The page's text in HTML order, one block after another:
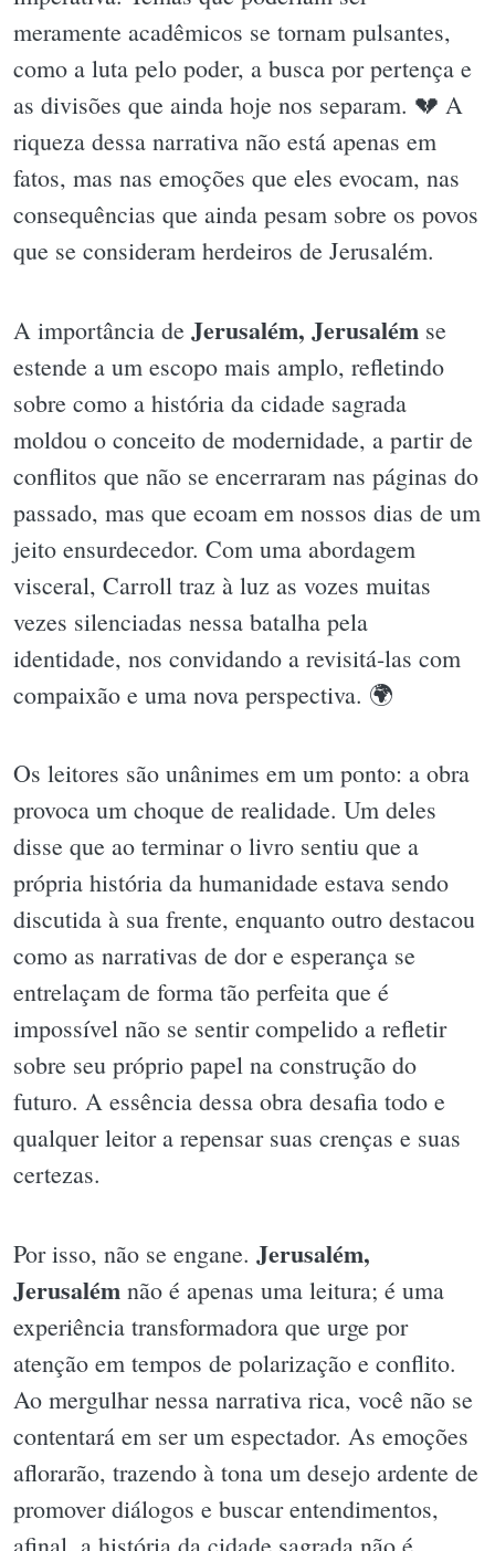
meramente acadêmicos se tornam pulsantes,
como a luta pelo poder, a busca por pertença e
as divisões que ainda hoje nos separam. 💔 A
riqueza dessa narrativa não está apenas em
fatos, mas nas emoções que eles evocam, nas
consequências que ainda pesam sobre os povos
que se consideram herdeiros de Jerusalém.
A importância de Jerusalém, Jerusalém se
estende a um escopo mais amplo, refletindo
sobre como a história da cidade sagrada
moldou o conceito de modernidade, a partir de
conflitos que não se encerraram nas páginas do
passado, mas que ecoam em nossos dias de um
jeito ensurdecedor. Com uma abordagem
visceral, Carroll traz à luz as vozes muitas
vezes silenciadas nessa batalha pela
identidade, nos convidando a revisitá-las com
compaixão e uma nova perspectiva. 🌍
Os leitores são unânimes em um ponto: a obra
provoca um choque de realidade. Um deles
disse que ao terminar o livro sentiu que a
própria história da humanidade estava sendo
discutida à sua frente, enquanto outro destacou
como as narrativas de dor e esperança se
entrelaçam de forma tão perfeita que é
impossível não se sentir compelido a refletir
sobre seu próprio papel na construção do
futuro. A essência dessa obra desafia todo e
qualquer leitor a repensar suas crenças e suas
certezas.
Por isso, não se engane. Jerusalém,
Jerusalém não é apenas uma leitura; é uma
experiência transformadora que urge por
atenção em tempos de polarização e conflito.
Ao mergulhar nessa narrativa rica, você não se
contentará em ser um espectador. As emoções
aflorarão, trazendo à tona um desejo ardente de
promover diálogos e buscar entendimentos,